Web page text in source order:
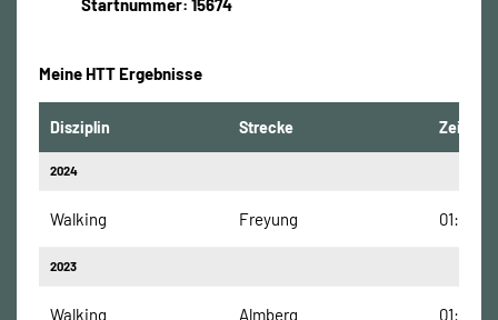
Startnummer: 15674
Meine HTT Ergebnisse
Disziplin Strecke Zeit
2024
Walking Freyung
2023
Walking Almberg